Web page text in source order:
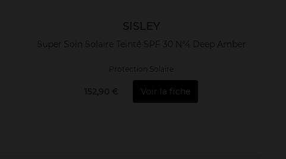
SISLEY
Super Soin Solaire Teinté SPF 30 N°4 Deep Amber
Protection Solaire
152,90 € Voir la fiche